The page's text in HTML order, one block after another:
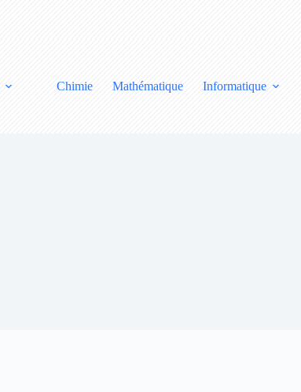
Chimie Mathématique Informatique